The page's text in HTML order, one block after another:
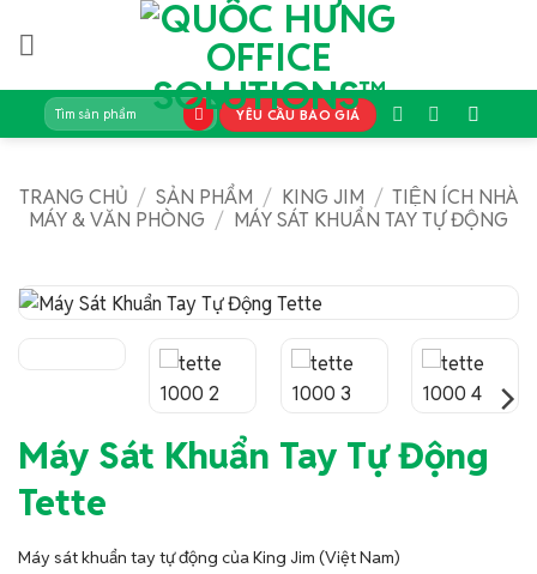
qua
Tìm
kiếm:
YÊU CẦU BÁO GIÁ
TRANG CHỦ / SẢN PHẨM / KING JIM / TIỆN ÍCH NHÀ
MÁY & VĂN PHÒNG / MÁY SÁT KHUẨN TAY TỰ ĐỘNG
Máy Sát Khuẩn Tay Tự Động
Tette
Máy sát khuẩn tay tự động của King Jim (Việt Nam)